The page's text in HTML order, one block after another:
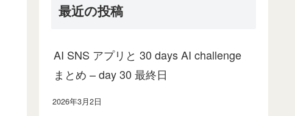
最近の投稿
AI SNS アプリと 30 days AI challenge
まとめ – day 30 最終日
2026年3月2日